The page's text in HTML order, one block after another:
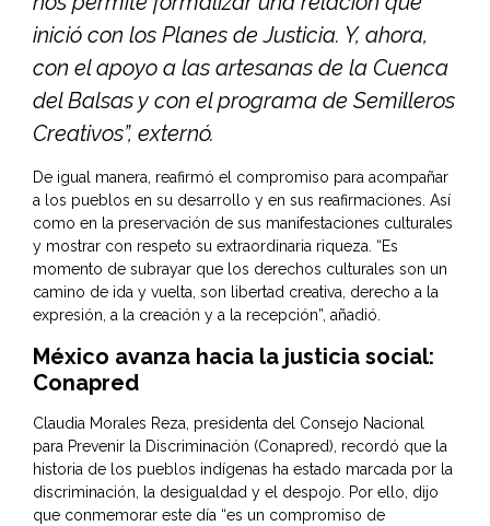
inició con los Planes de Justicia. Y, ahora,
con el apoyo a las artesanas de la Cuenca
del Balsas y con el programa de Semilleros
Creativos”, externó.
De igual manera, reafirmó el compromiso para acompañar
a los pueblos en su desarrollo y en sus reafirmaciones. Así
como en la preservación de sus manifestaciones culturales
y mostrar con respeto su extraordinaria riqueza. “Es
momento de subrayar que los derechos culturales son un
camino de ida y vuelta, son libertad creativa, derecho a la
expresión, a la creación y a la recepción”, añadió.
México avanza hacia la justicia social:
Conapred
Claudia Morales Reza, presidenta del Consejo Nacional
para Prevenir la Discriminación (Conapred), recordó que la
historia de los pueblos indígenas ha estado marcada por la
discriminación, la desigualdad y el despojo. Por ello, dijo
que conmemorar este día “es un compromiso de